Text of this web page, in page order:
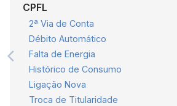
CPFL
2ª Via de Conta
Débito Automático
Falta de Energia
Histórico de Consumo
Ligação Nova
Troca de Titularidade